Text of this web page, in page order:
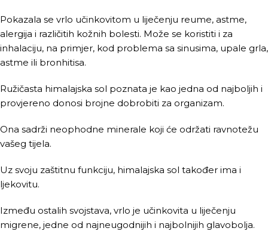
Pokazala se vrlo učinkovitom u liječenju reume, astme,
alergija i različitih kožnih bolesti. Može se koristiti i za
inhalaciju, na primjer, kod problema sa sinusima, upale grla,
astme ili bronhitisa.
Ružičasta himalajska sol poznata je kao jedna od najboljih i
provjereno donosi brojne dobrobiti za organizam.
Ona sadrži neophodne minerale koji će održati ravnotežu
vašeg tijela.
Uz svoju zaštitnu funkciju, himalajska sol također ima i
ljekovitu.
Između ostalih svojstava, vrlo je učinkovita u liječenju
migrene, jedne od najneugodnijih i najbolnijih glavobolja.